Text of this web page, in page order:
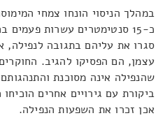
במהלך הניסוי הונחו צמחי
כ-15 סנטימטרים עשרות
סגרו את עליהם בתגובה לנפילה,
עצמן, הם הפסיקו להגיב.
שהנפילה אינה מסוכנת
ביקורת עם גירויים אחרים
אכן זכרו את השפעות הנפילה.